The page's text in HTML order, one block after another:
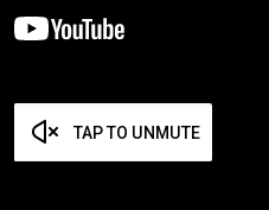
TAP TO UNMUTE